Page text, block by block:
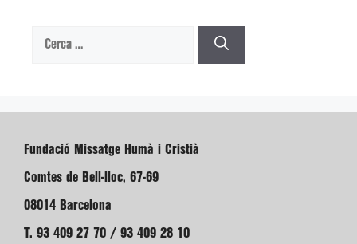
Cerca:
Fundació Missatge Humà i Cristià
Comtes de Bell-lloc, 67-69
08014 Barcelona
T. 93 409 27 70 / 93 409 28 10